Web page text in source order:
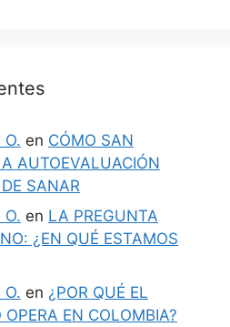
O. en CÓMO SAN
AUTOEVALUACIÓN
SANAR
O. en LA PREGUNTA
¿EN QUÉ ESTAMOS
O. en ¿POR QUÉ EL
EN COLOMBIA?